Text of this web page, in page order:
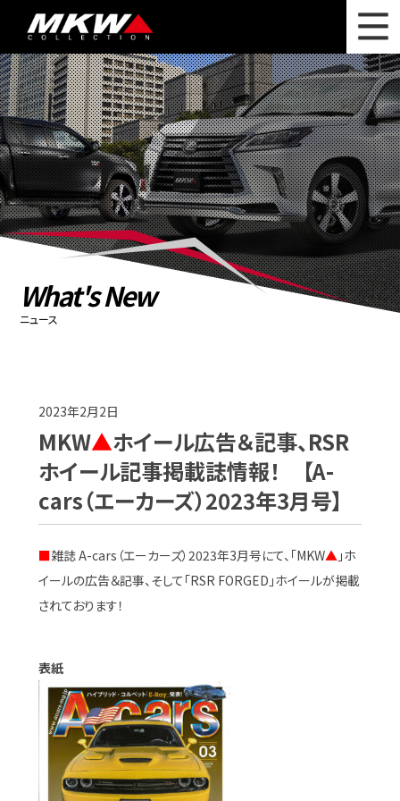
WHAT'S NEW ニュース
WHEEL LINEUP ホイールラインナップ
OTHER PRODUCT 関連製品
PHOTO GALLERY フォトギャラリー
カタログ請求
PRIVACY POLICY 個人情報保護方針
What's New
ニュース
2023年2月2日
MKW▲ホイール広告＆記事、RSR
ホイール記事掲載誌情報！ 【A-
cars（エーカーズ）2023年3月号】
■雑誌 A-cars（エーカーズ）2023年3月号にて、「MKW▲」ホ
イールの広告＆記事、そして「RSR FORGED」ホイールが掲載
されております！
表紙